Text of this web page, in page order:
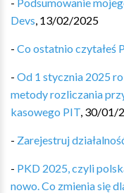
Devs, 13/02/2025
- Co ostatnio czytałeś
- Od 1 stycznia 2025
metody rozliczania
kasowego PIT, 30/01/
- Zarejestruj
- PKD 2025, czyli
nowo. Co zmienia się